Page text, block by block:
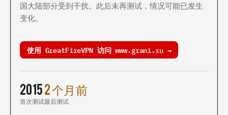
国大陆部分受到干扰。此后未再测试，情况可能已发生
变化。
使用 GreatFireVPN 访问 www.grani.ru →
2015
首次测试
2 个月前
最后测试